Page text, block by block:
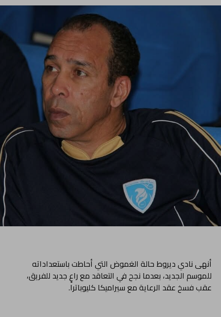
أنهى نادي ديروط حالة الغموض التي أحاطت باستعداداته
للموسم الجديد، بعدما نجح في التعاقد مع راعٍ جديد للفريق،
عقب فسخ عقد الرعاية مع سيراميكا كليوباترا.